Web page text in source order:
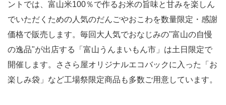
ントでは、富山米100％で作るお米の旨味と甘みを楽しん
でいただくための人気のだんごやおこわを数量限定・感謝
価格で販売します。毎回大人気でおなじみの"富山の自慢
の逸品"が出店する「富山うんまいもん市」は土日限定で
開催します。ささら屋オリジナルエコバックに⼊った「お
楽しみ袋」など工場祭限定商品も多数ご用意しています。